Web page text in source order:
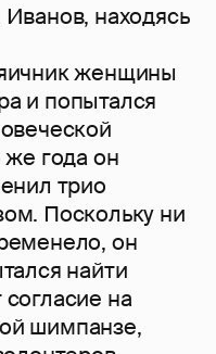
находясь
женщины
и попытался
года он
трио
Поскольку ни
он
найти
на
шимпанзе,